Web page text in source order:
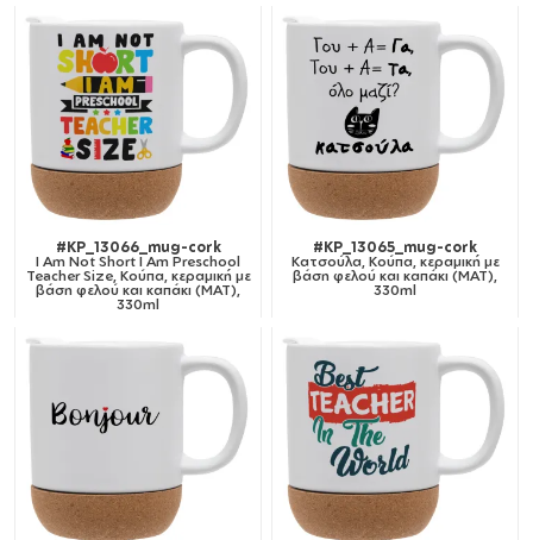
#KP_13066_mug-cork
I Am Not Short I Am Preschool
Teacher Size, Κούπα, κεραμική με
βάση φελού και καπάκι (ΜΑΤ),
330ml
#KP_13065_mug-cork
Κατσούλα, Κούπα, κεραμική με
βάση φελού και καπάκι (ΜΑΤ),
330ml